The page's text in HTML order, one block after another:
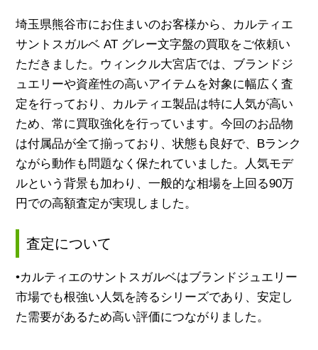
埼玉県熊谷市にお住まいのお客様から、カルティエ
サントスガルベ AT グレー文字盤の買取をご依頼い
ただきました。ウィンクル大宮店では、ブランドジ
ュエリーや資産性の高いアイテムを対象に幅広く査
定を行っており、カルティエ製品は特に人気が高い
ため、常に買取強化を行っています。今回のお品物
は付属品が全て揃っており、状態も良好で、Bランク
ながら動作も問題なく保たれていました。人気モデ
ルという背景も加わり、一般的な相場を上回る90万
円での高額査定が実現しました。
査定について
•カルティエのサントスガルベはブランドジュエリー
市場でも根強い人気を誇るシリーズであり、安定し
た需要があるため高い評価につながりました。